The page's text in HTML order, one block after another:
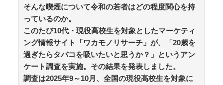
ブブ家のドタバタが、今日も愛おしい！
【驚愕】外国人「ポテトに日本のふりかけをかけたら
革命が起きた」→世界中で中毒者が続出w / 5chまとめ
MAP(総合)
NEW! (8/10 05:13)
昭和を代表する女優の晩年があまりにも寂しすぎる！
と話題に、自身の子供を餓死する寸前までネグレクトし
た挙句…… / anaguro - 総合 NEW! (8/10 05:10)
そんな喫煙について令和の若者はどの程度関心を持
っているのか。
このたび10代・現役高校生を対象としたマーケティ
ング情報サイト「ワカモノリサーチ」が、「20歳を
過ぎたらタバコを吸いたいと思うか？」というアン
ケート調査を実施。その結果を発表しました。
調査は2025年9～10月、全国の現役高校生を対象に